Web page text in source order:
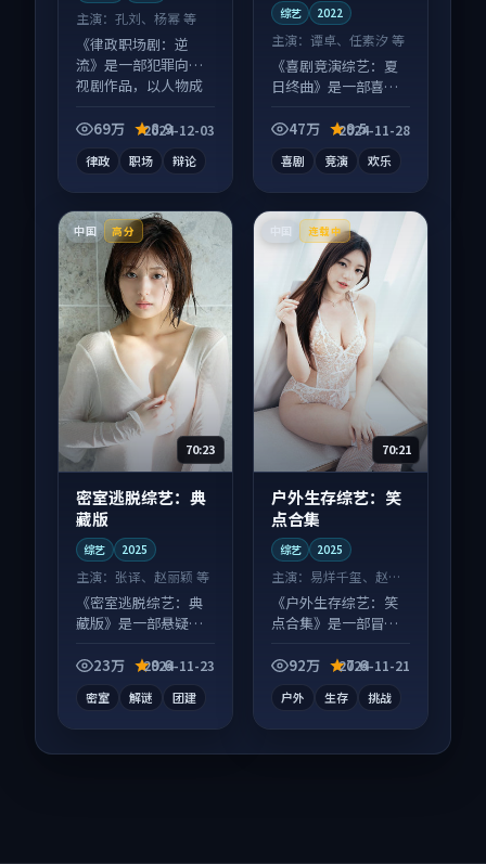
主演： 孔刘、杨幂 等
《律政职场剧：逆
流》是一部犯罪向电
视剧作品，以人物成
扎实。
69万 8.9
2024-12-03
律政 职场 辩论
综艺 2022
主演：谭卓、任素汐 等
《喜剧竞演综艺：夏
日终曲》是一部喜剧
续发酵，适合周末一
47万 9.5
2024-11-28
喜剧 竞演 欢乐
中国 高分
70:23
密室逃脱综艺：典
藏版
综艺 2025
主演： 张译、赵丽颖 等
《密室逃脱综艺：典
藏版》是一部悬疑向
发酵，适合周末一口
23万 9.6
2024-11-23
密室 解谜 团建
连载中
70:21
户外生存综艺：笑
点合集
综艺 2025
主演： 易烊千玺、赵丽
颖 等
《户外生存综艺：笑
点合集》是一部冒险
成长为内核，情感戏
92万 7.6
2024-11-21
户外 生存 挑战